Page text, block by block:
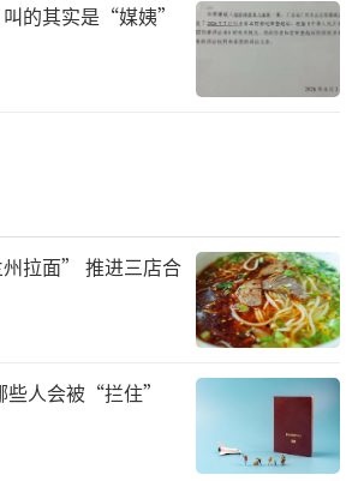
的其实是“媒姨”
拉面” 推进三店合
些人会被“拦住”